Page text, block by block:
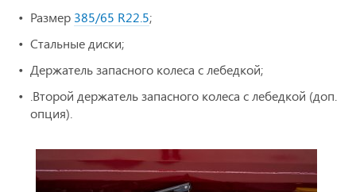
Размер 385/65 R22.5;
Стальные диски;
Держатель запасного колеса с лебедкой;
.Второй держатель запасного колеса с лебедкой (доп.
опция).